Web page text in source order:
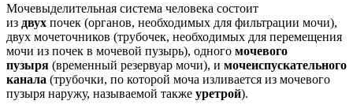
Мочевыделительная система человека состоит
из двух почек (органов, необходимых для фильтрации мочи),
двух мочеточников (трубочек, необходимых для перемещения
мочи из почек в мочевой пузырь), одного мочевого
пузыря (временный резервуар мочи), и мочеиспускательного
канала (трубочки, по которой моча изливается из мочевого
пузыря наружу, называемой также уретрой).